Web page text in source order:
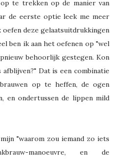
te trekken op de manier van
de eerste optie leek me meer
deze gelaatsuitdrukkingen
ben ik aan het oefenen op "wel
behoorlijk gestegen. Kon
Dat is een combinatie
op te heffen, de ogen
en ondertussen de lippen mild
"waarom zou iemand zo iets
manoeuvre, en de